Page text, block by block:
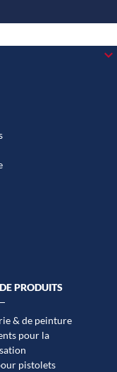
PRODUITS
& de peinture
pour la
pistolets